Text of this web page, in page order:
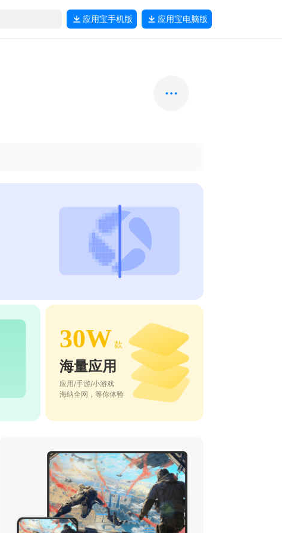
应用宝手机版 应用宝电脑版
30W 款
海量应用
应用/手游/小游戏
海纳全网，等你体验